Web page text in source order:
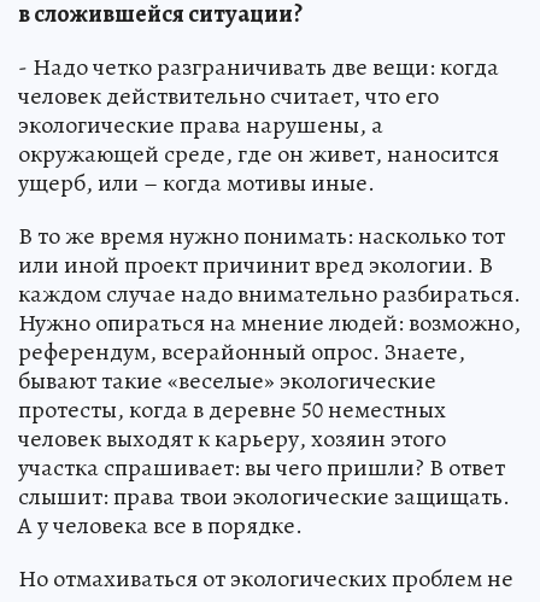
в сложившейся ситуации?
- Надо четко разграничивать две вещи: когда
человек действительно считает, что его
экологические права нарушены, а
окружающей среде, где он живет, наносится
ущерб, или – когда мотивы иные.
В то же время нужно понимать: насколько тот
или иной проект причинит вред экологии. В
каждом случае надо внимательно разбираться.
Нужно опираться на мнение людей: возможно,
референдум, всерайонный опрос. Знаете,
бывают такие «веселые» экологические
протесты, когда в деревне 50 неместных
человек выходят к карьеру, хозяин этого
участка спрашивает: вы чего пришли? В ответ
слышит: права твои экологические защищать.
А у человека все в порядке.
Но отмахиваться от экологических проблем не